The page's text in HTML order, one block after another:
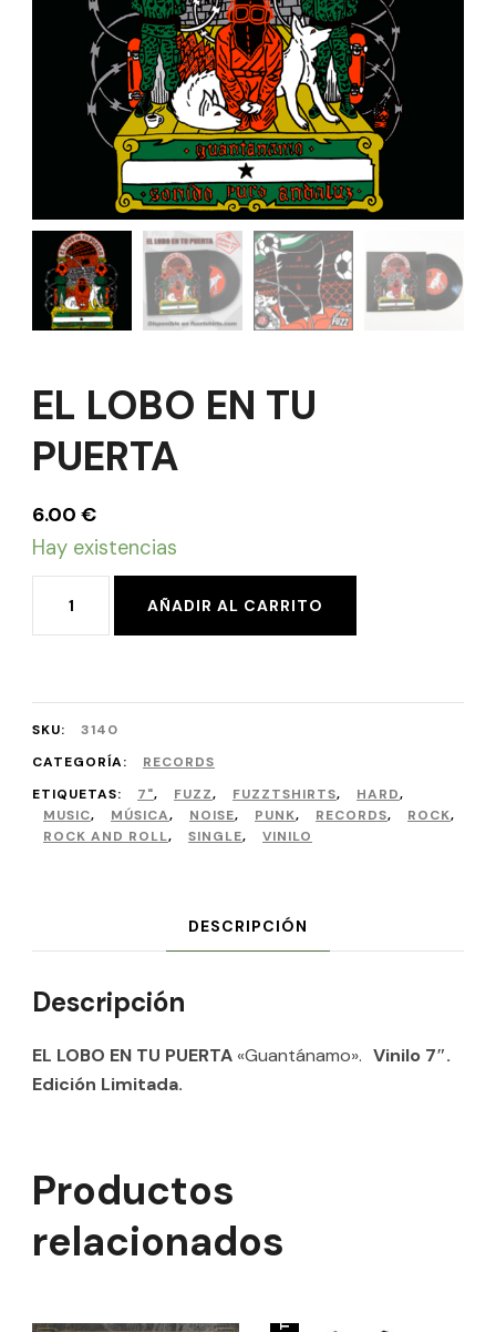
EL LOBO EN TU
PUERTA
6.00 €
Hay existencias
LOBO
TU
PUERTA
cantidad
AÑADIR AL CARRITO
SKU:
3140
CATEGORÍA:
RECORDS
ETIQUETAS:
7", FUZZ, FUZZTSHIRTS, HARD,
MUSIC, MÚSICA, NOISE, PUNK, RECORDS, ROCK,
ROCK AND ROLL, SINGLE, VINILO
DESCRIPCIÓN
Descripción
EL LOBO EN TU PUERTA«Guantánamo». Vinilo 7″.
Edición Limitada.
Productos
relacionados